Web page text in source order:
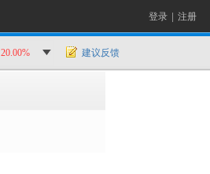
登录 注册
20.00% 建议反馈